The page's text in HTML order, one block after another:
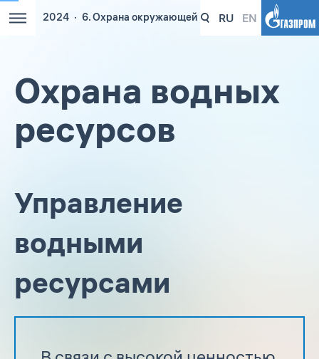
2024 6. Охрана окружающей среды. Повышение
RU EN
Охрана водных
ресурсов
Управление
водными
ресурсами